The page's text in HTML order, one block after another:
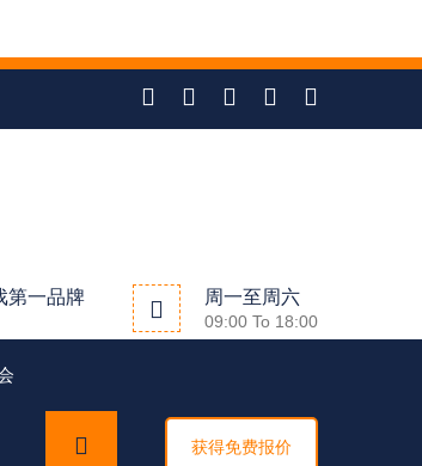
第一品牌 周一至周六
09:00 To 18:00
获得免费报价